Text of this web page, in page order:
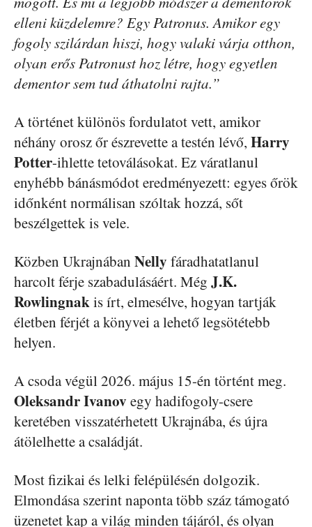
elleni küzdelemre? Egy Patronus. Amikor egy
fogoly szilárdan hiszi, hogy valaki várja otthon,
olyan erős Patronust hoz létre, hogy egyetlen
dementor sem tud áthatolni rajta.”
A történet különös fordulatot vett, amikor
néhány orosz őr észrevette a testén lévő, Harry
Potter-ihlette tetoválásokat. Ez váratlanul
enyhébb bánásmódot eredményezett: egyes őrök
időnként normálisan szóltak hozzá, sőt
beszélgettek is vele.
Közben Ukrajnában Nelly fáradhatatlanul
harcolt férje szabadulásáért. Még J.K.
Rowlingnakis írt, elmesélve, hogyan tartják
életben férjét a könyvei a lehető legsötétebb
helyen.
A csoda végül 2026. május 15-én történt meg.
Oleksandr Ivanov egy hadifogoly-csere
keretében visszatérhetett Ukrajnába, és újra
átölelhette a családját.
Most fizikai és lelki felépülésén dolgozik.
Elmondása szerint naponta több száz támogató
üzenetet kap a világ minden tájáról, és olyan